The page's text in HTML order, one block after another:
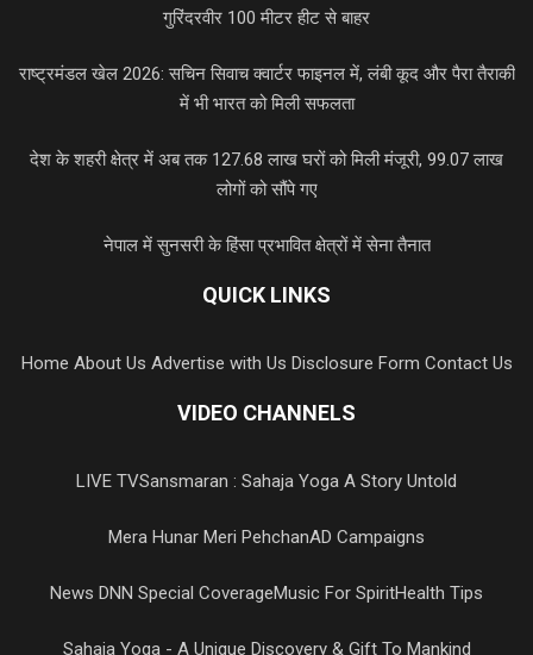
गुरिंदरवीर 100 मीटर हीट से बाहर
राष्ट्रमंडल खेल 2026: सचिन सिवाच क्वार्टर फाइनल में, लंबी कूद और पैरा तैराकी
में भी भारत को मिली सफलता
देश के शहरी क्षेत्र में अब तक 127.68 लाख घरों को मिली मंजूरी, 99.07 लाख
लोगों को सौंपे गए
नेपाल में सुनसरी के हिंसा प्रभावित क्षेत्रों में सेना तैनात
QUICK LINKS
Home About Us Advertise with Us Disclosure Form Contact Us
VIDEO CHANNELS
LIVE TVSansmaran : Sahaja Yoga A Story Untold
Mera Hunar Meri PehchanAD Campaigns
News DNN Special CoverageMusic For SpiritHealth Tips
Sahaja Yoga - A Unique Discovery & Gift To Mankind